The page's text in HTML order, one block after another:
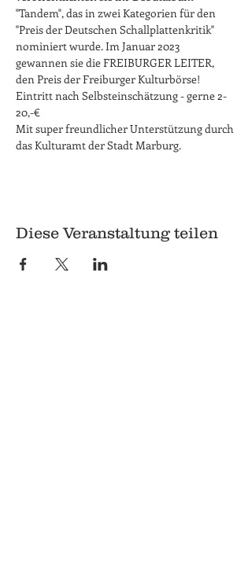
"Tandem", das in zwei Kategorien für den
"Preis der Deutschen Schallplattenkritik"
nominiert wurde. Im Januar 2023
gewannen sie die FREIBURGER LEITER,
den Preis der Freiburger Kulturbörse!
Eintritt nach Selbsteinschätzung - gerne 2-
20,-€
Mit super freundlicher Unterstützung durch
das Kulturamt der Stadt Marburg.
Diese Veranstaltung teilen